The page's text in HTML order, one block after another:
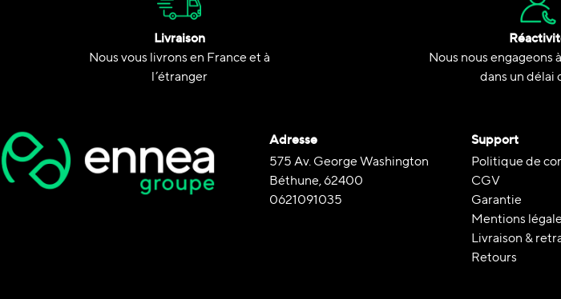
Livraison
Nous vous livrons en France et à
l’étranger
Nous nous engageons
dans un délai
Adresse
575 Av. George Washington
Béthune, 62400
0621091035
Support
Politique de
CGV
Garantie
Mentions
Livraison &
Retours